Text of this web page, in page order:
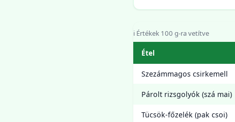
ℹ️ Értékek 100 g-ra vetítve
Étel
Szezámmagos csirkemell
Párolt rizsgolyók (szá mai)
Tücsök-főzelék (pak csoi)